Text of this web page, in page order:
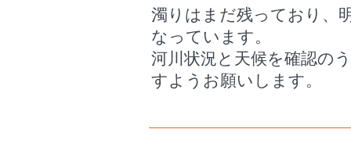
濁りはまだ残っており、
なっています。
河川状況と天候を確認の
すようお願いします。